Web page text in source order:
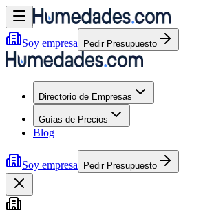
Soy empresa Pedir Presupuesto
Directorio de Empresas
Guías de Precios
Blog
Soy empresa Pedir Presupuesto